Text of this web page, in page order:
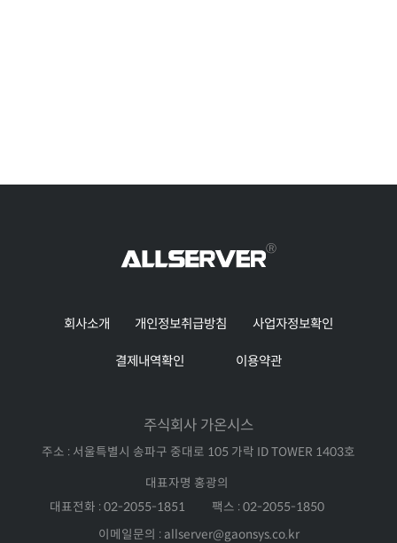
회사소개 개인정보취급방침 사업자정보확인
결제내역확인 이용약관
주식회사 가온시스
주소 : 서울특별시 송파구 중대로 105 가락 ID TOWER 1403호
대표자명 홍광의
대표전화 : 02-2055-1851
팩스 : 02-2055-1850
이메일문의 : allserver@gaonsys.co.kr